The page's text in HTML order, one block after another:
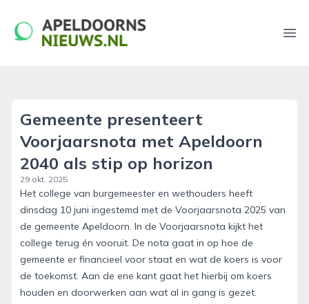
apeldoornsnieuws.nl
Gemeente presenteert
Voorjaarsnota met Apeldoorn
2040 als stip op horizon
29 okt. 2025
Het college van burgemeester en wethouders heeft
dinsdag 10 juni ingestemd met de Voorjaarsnota 2025 van
de gemeente Apeldoorn. In de Voorjaarsnota kijkt het
college terug én vooruit. De nota gaat in op hoe de
gemeente er financieel voor staat en wat de koers is voor
de toekomst. Aan de ene kant gaat het hierbij om koers
houden en doorwerken aan wat al in gang is gezet.